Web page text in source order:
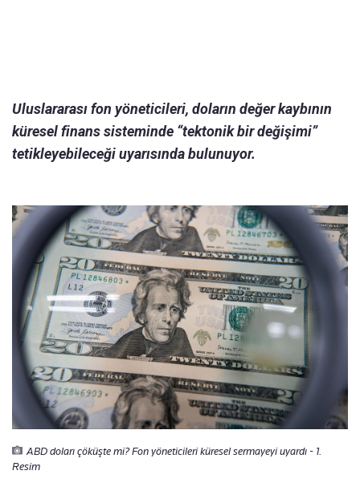
Uluslararası fon yöneticileri, doların değer kaybının
küresel finans sisteminde “tektonik bir değişimi”
tetikleyebileceği uyarısında bulunuyor.
ABD doları çöküşte mi? Fon yöneticileri küresel sermayeyi uyardı - 1.
Resim